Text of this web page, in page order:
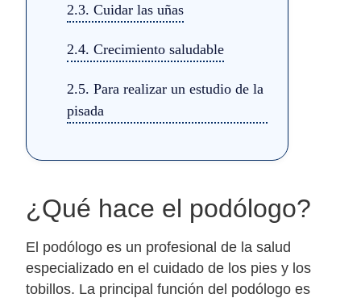
2.3. Cuidar las uñas
2.4. Crecimiento saludable
2.5. Para realizar un estudio de la
pisada
¿Qué hace el podólogo?
El podólogo es un profesional de la salud
especializado en el cuidado de los pies y los
tobillos. La principal función del podólogo es